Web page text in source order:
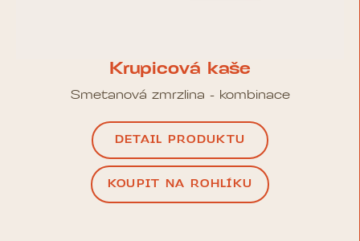
Krupicová kaše
Smetanová zmrzlina - kombinace
DETAIL PRODUKTU
KOUPIT NA ROHLÍKU